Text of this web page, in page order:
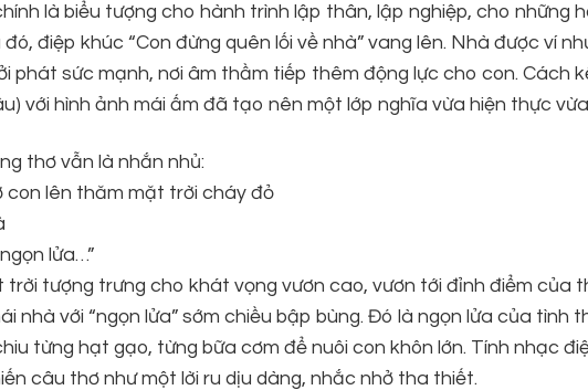
là biểu tượng cho hành trình lập thân, lập nghiệp, cho những
điệp khúc “Con đừng quên lối về nhà” vang lên. Nhà được ví
phát sức mạnh, nơi âm thầm tiếp thêm động lực cho con. Cách
với hình ảnh mái ấm đã tạo nên một lớp nghĩa vừa hiện thực
thơ vẫn là nhắn nhủ:
con lên thăm mặt trời cháy đỏ
lửa…”
trời tượng trưng cho khát vọng vươn cao, vươn tới đỉnh điểm của
nhà với “ngọn lửa” sớm chiều bập bùng. Đó là ngọn lửa của tình
từng hạt gạo, từng bữa cơm để nuôi con khôn lớn. Tính nhạc
câu thơ như một lời ru dịu dàng, nhắc nhở tha thiết.